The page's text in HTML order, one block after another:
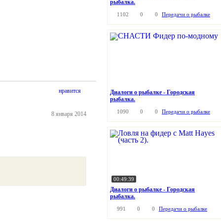
нравится
8 января 2014
рыбалка.
1102 0 0 Передачи о рыбалке
Диалоги о рыбалке - Городская
рыбалка.
1090 0 0 Передачи о рыбалке
00:49:39
Диалоги о рыбалке - Городская
рыбалка.
991 0 0 Передачи о рыбалке